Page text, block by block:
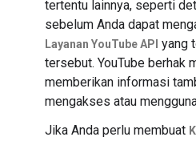
tertentu lainnya, seperti
sebelum Anda dapat
Layanan YouTube API yang
tersebut. YouTube berhak
memberikan informasi
mengakses atau
Jika Anda perlu membuat